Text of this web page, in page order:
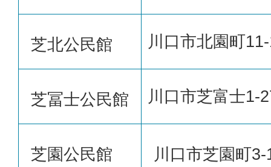
芝北公民館 川口市北園町
芝冨士公民館 川口市芝富士1-
芝園公民館 川口市芝園町3-